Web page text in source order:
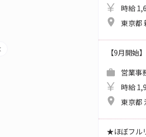
時給
東京都
【9月開
営業事
時給
東京都
★ほぼフル